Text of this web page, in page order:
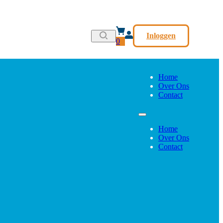
0
Inloggen
Home
Over Ons
Contact
Home
Over Ons
Contact